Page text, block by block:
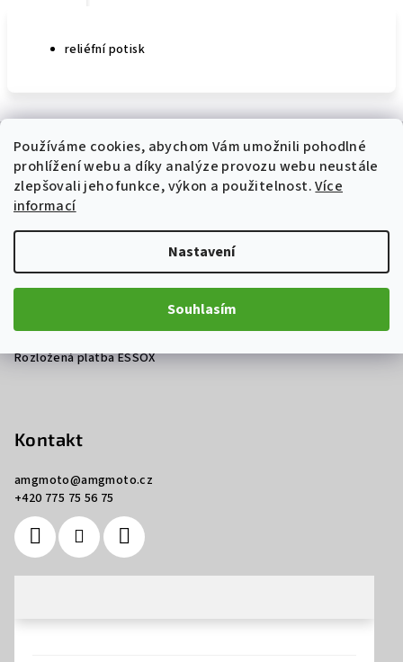
Používáme cookies, abychom Vám umožnili pohodlné
prohlížení webu a díky analýze provozu webu neustále
zlepšovali jeho funkce, výkon a použitelnost.Více
informací
Nastavení
Souhlasím
reliéfní potisk
Z
Informace pro vás
Obchodní podmínky
Podmínky ochrany osobních údajů
Nákup na splátky ESSOX
Rozložená platba ESSOX
Kontakt
amgmoto@amgmoto.cz
+420 775 75 56 75